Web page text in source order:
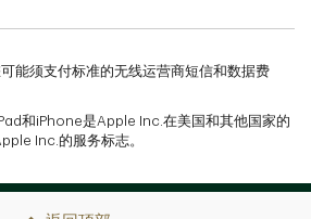
能须支付标准的无线运营商短信和数据费
和iPhone是Apple Inc.在美国和其他国家的
Inc.的服务标志。